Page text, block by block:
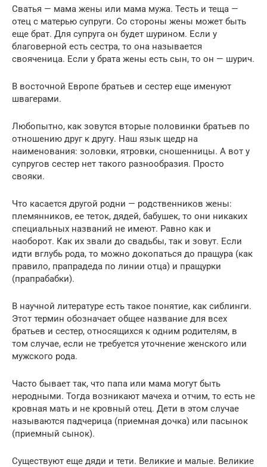
Сватья — мама жены или мама мужа. Тесть и теща —
отец с матерью супруги. Со стороны жены может быть
еще брат. Для супруга он будет шурином. Если у
благоверной есть сестра, то она называется
свояченица. Если у брата жены есть сын, то он — шурич.
В восточной Европе братьев и сестер еще именуют
швагерами.
Любопытно, как зовутся вторые половинки братьев по
отношению друг к другу. Наш язык щедр на
наименования: золовки, ятровки, сношенницы. А вот у
супругов сестер нет такого разнообразия. Просто
свояки.
Что касается другой родни — родственников жены:
племянников, ее теток, дядей, бабушек, то они никаких
специальных названий не имеют. Равно как и
наоборот. Как их звали до свадьбы, так и зовут. Если
идти вглубь рода, то можно докопаться до пращура (как
правило, прапрадеда по линии отца) и пращурки
(прапрабабки).
В научной литературе есть такое понятие, как сиблинги.
Этот термин обозначает общее название для всех
братьев и сестер, относящихся к одним родителям, в
том случае, если не требуется уточнение женского или
мужского рода.
Часто бывает так, что папа или мама могут быть
неродными. Тогда возникают мачеха и отчим, то есть не
кровная мать и не кровный отец. Дети в этом случае
называются падчерица (приемная дочка) или пасынок
(приемный сынок).
Существуют еще дяди и тети. Великие и малые. Великие